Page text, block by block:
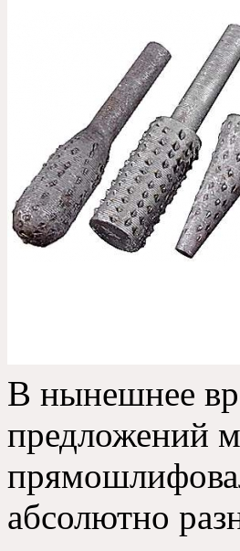
В нынешнее
предложений
абсолютно